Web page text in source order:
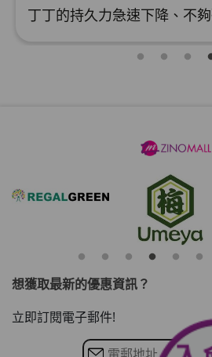
硬」狀態變差？立即做「性能
想獲取最新的優惠資訊？
立即訂閱電子郵件!